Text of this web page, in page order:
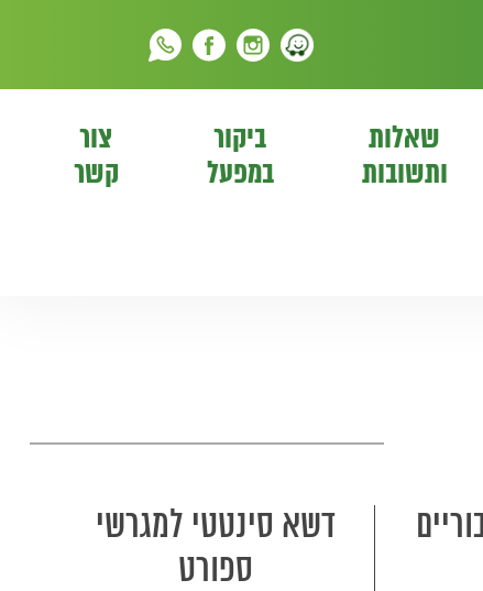
שאלות
ותשובות
ביקור
במפעל
צור
קשר
דשא סינטטי למגרשי
ספורט